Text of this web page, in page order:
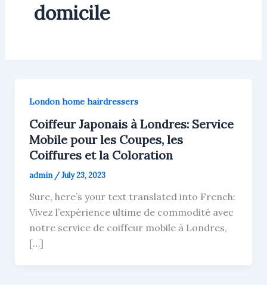
domicile
London home hairdressers
Coiffeur Japonais à Londres: Service
Mobile pour les Coupes, les
Coiffures et la Coloration
admin /July 23, 2023
Sure, here’s your text translated into French:
Vivez l’expérience ultime de commodité avec
notre service de coiffeur mobile à Londres,
[…]